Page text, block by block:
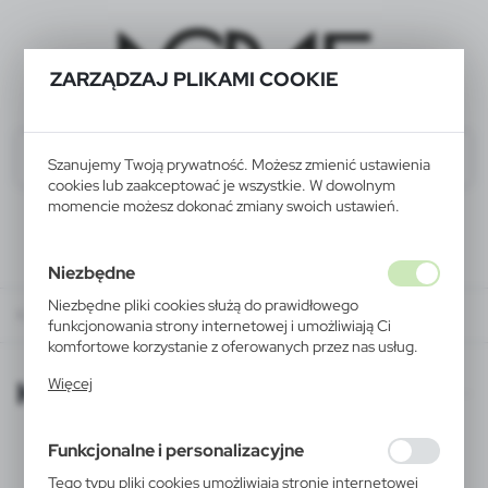
ZARZĄDZAJ PLIKAMI COOKIE
Szanujemy Twoją prywatność. Możesz zmienić ustawienia
cookies lub zaakceptować je wszystkie. W dowolnym
momencie możesz dokonać zmiany swoich ustawień.
Niezbędne
Niezbędne pliki cookies służą do prawidłowego
funkcjonowania strony internetowej i umożliwiają Ci
komfortowe korzystanie z oferowanych przez nas usług.
działania w celu m.in. dostosowania Twoich ustawień
korzystasz, może działać bez zakłóceń.
Więcej
Funkcjonalne i personalizacyjne
Tego typu pliki cookies umożliwiają stronie internetowej
KATALOGI ONLINE
KATALOGI ONLINE